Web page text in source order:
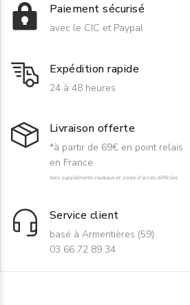
Paiement sécurisé
avec le CIC et Paypal
Expédition rapide
24 à 48 heures
Livraison offerte
*à partir de 69€ en point relais
en France
hors suppléments rouleaux et zones d'accès difficiles
Service client
basé à Armentières (59)
03 66 72 89 34